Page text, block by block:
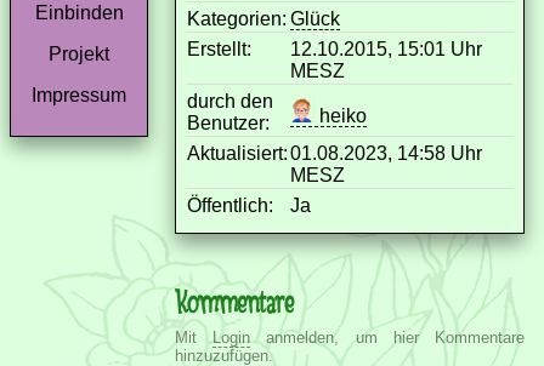
Einbinden
Projekt
Impressum
Kategorien: Glück
Erstellt:
12.10.2015, 15:01 Uhr
MESZ
durch den
Benutzer:
heiko
Aktualisiert:01.08.2023, 14:58 Uhr
MESZ
Öffentlich:
Ja
Kommentare
Mit Loginanmelden, um hier Kommentare
hinzuzufügen.